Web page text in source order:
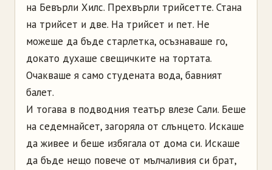
на Бевърли Хилс. Прехвърли трийсетте. Стана
на трийсет и две. На трийсет и пет. Не
можеше да бъде старлетка, осъзнаваше го,
докато духаше свещичките на тортата.
Очакваше я само студената вода, бавният
балет.
И тогава в подводния театър влезе Сали. Беше
на седемнайсет, загоряла от слънцето. Искаше
да живее и беше избягала от дома си. Искаше
да бъде нещо повече от мълчаливия си брат,